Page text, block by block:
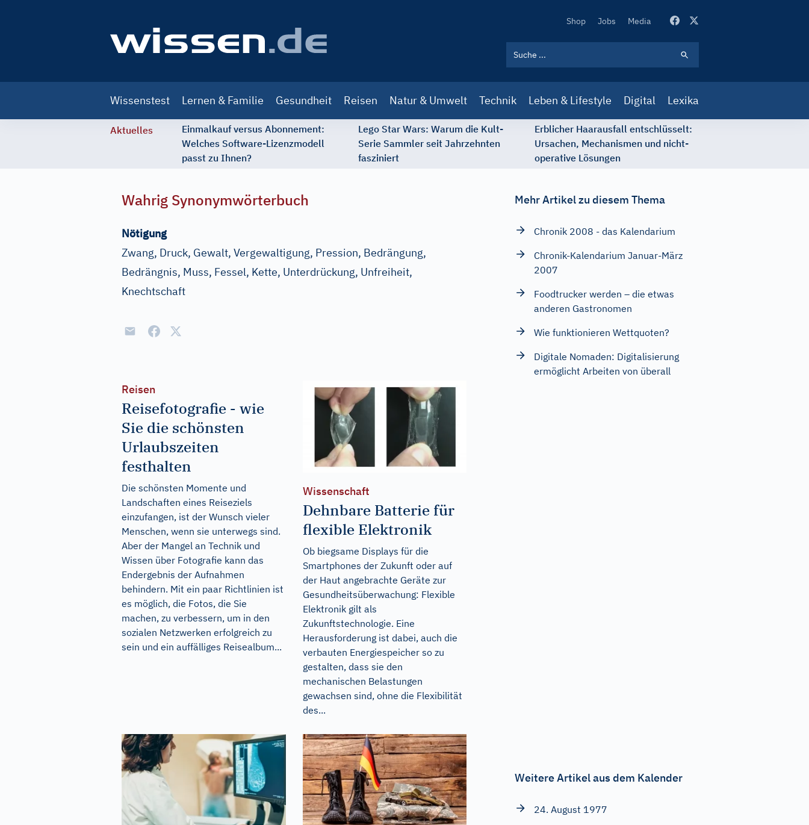
Secondary
Shop Jobs Media
navigation
Wissenstest Lernen & Familie Gesundheit Reisen Natur & Umwelt Technik Leben & Lifestyle Digital Lexika
Aktuelles
Einmalkauf versus Abonnement:
Welches Software-Lizenzmodell
passt zu Ihnen?
Lego Star Wars: Warum die Kult-
Serie Sammler seit Jahrzehnten
fasziniert
Erblicher Haarausfall entschlüsselt:
Ursachen, Mechanismen und nicht-
operative Lösungen
Wahrig Synonymwörterbuch
Nötigung
Zwang, Druck, Gewalt, Vergewaltigung, Pression, Bedrängung,
Bedrängnis, Muss, Fessel, Kette, Unterdrückung, Unfreiheit,
Knechtschaft
Reisen
Reisefotografie - wie
Sie die schönsten
Urlaubszeiten
festhalten
Die schönsten Momente und
Landschaften eines Reiseziels
einzufangen, ist der Wunsch vieler
Menschen, wenn sie unterwegs sind.
Aber der Mangel an Technik und
Wissen über Fotografie kann das
Endergebnis der Aufnahmen
behindern. Mit ein paar Richtlinien ist
es möglich, die Fotos, die Sie
machen, zu verbessern, um in den
sozialen Netzwerken erfolgreich zu
sein und ein auffälliges Reisealbum...
Wissenschaft
Dehnbare Batterie für
flexible Elektronik
Ob biegsame Displays für die
Smartphones der Zukunft oder auf
der Haut angebrachte Geräte zur
Gesundheitsüberwachung: Flexible
Elektronik gilt als
Zukunftstechnologie. Eine
Herausforderung ist dabei, auch die
verbauten Energiespeicher so zu
gestalten, dass sie den
mechanischen Belastungen
gewachsen sind, ohne die Flexibilität
des...
Mehr Artikel zu diesem Thema
Chronik 2008 - das Kalendarium
Chronik-Kalendarium Januar-März
2007
Foodtrucker werden – die etwas
anderen Gastronomen
Wie funktionieren Wettquoten?
Digitale Nomaden: Digitalisierung
ermöglicht Arbeiten von überall
Weitere Artikel aus dem Kalender
24. August 1977